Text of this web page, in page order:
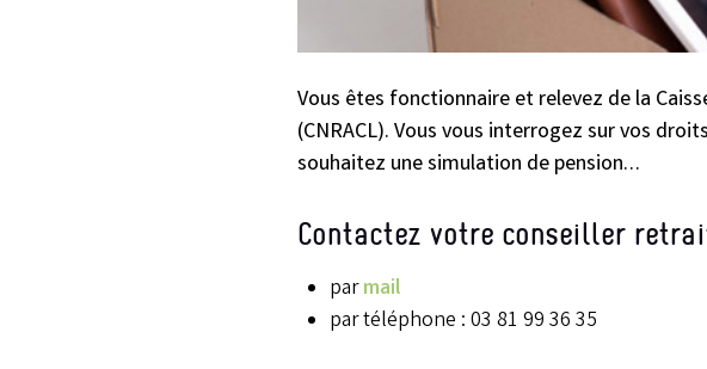
Vous êtes fonctionnaire et relevez de la
(CNRACL). Vous vous interrogez sur vos
souhaitez une simulation de pension…
Contactez votre conseiller
parmail
par téléphone : 03 81 99 36 35